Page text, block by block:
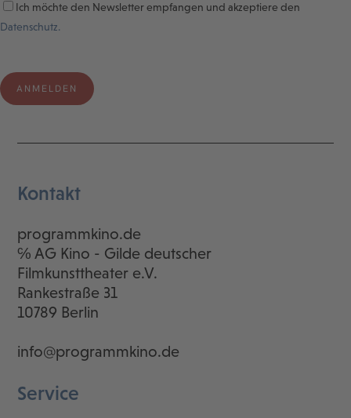
Ich möchte den Newsletter empfangen und akzeptiere den
Datenschutz.
Kontakt
programmkino.de
℅ AG Kino - Gilde deutscher
Filmkunsttheater e.V.
Rankestraße 31
10789 Berlin
info@programmkino.de
Service